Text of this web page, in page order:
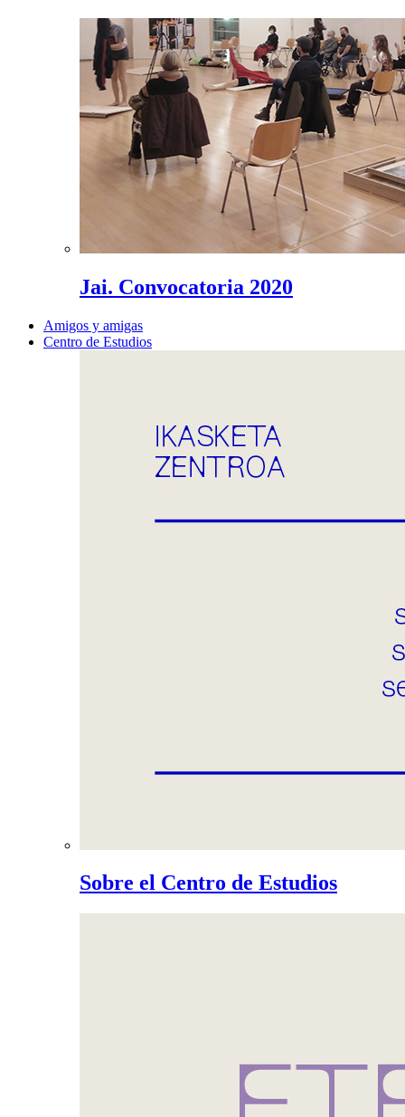
Jai. Convocatoria 2020
Amigos y amigas
Centro de Estudios
Sobre el Centro de Estudios